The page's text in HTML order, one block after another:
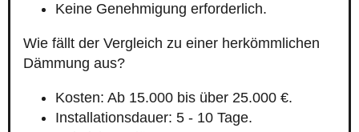
Keine Genehmigung erforderlich.
Wie fällt der Vergleich zu einer herkömmlichen
Dämmung aus?
Kosten: Ab 15.000 bis über 25.000 €.
Installationsdauer: 5 - 10 Tage.